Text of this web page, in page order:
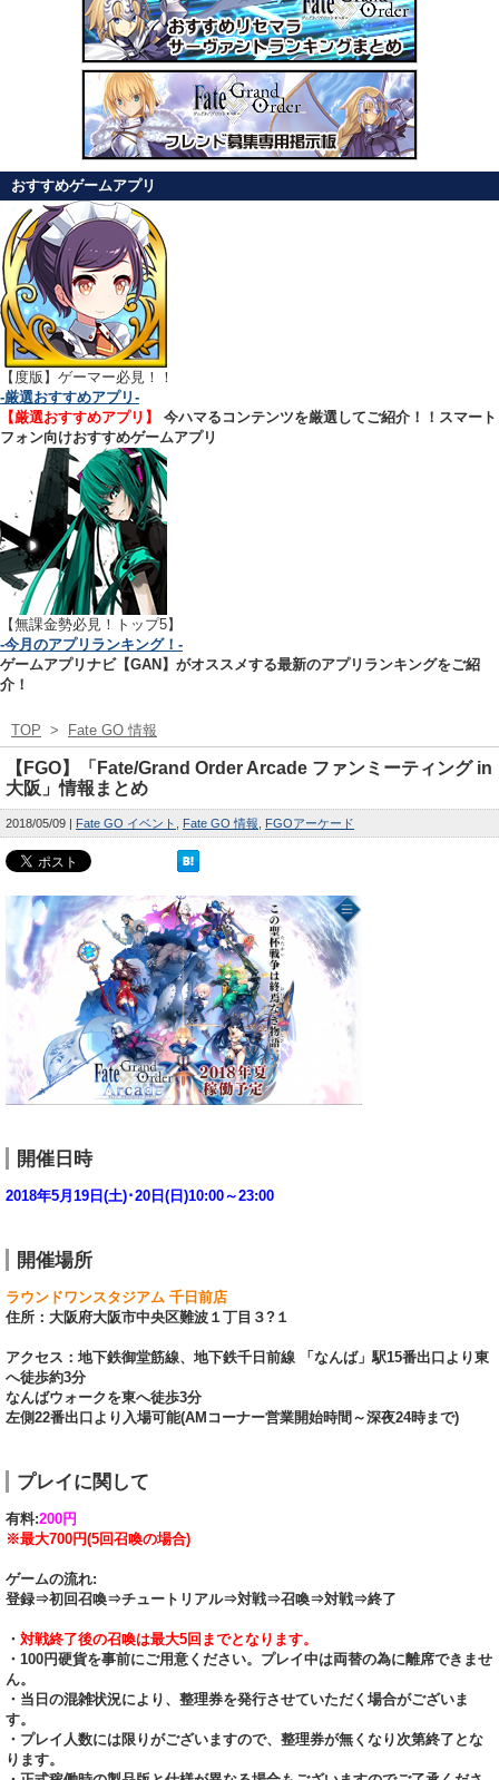
おすすめゲームアプリ
【 度版】ゲーマー必見！！
-厳選おすすめアプリ-
【厳選おすすめアプリ】
今ハマるコンテンツを厳選してご紹介！！スマート
フォン向けおすすめゲームアプリ
【無課金勢必見！トップ5】
-今月のアプリランキング！-
ゲームアプリナビ【GAN】がオススメする最新のアプリランキングをご紹
介！
TOP > Fate GO 情報
【FGO】「Fate/Grand Order Arcade ファンミーティング in
大阪」情報まとめ
2018/05/09 Fate GO イベント Fate GO 情報 FGOアーケード
開催日時
2018年5月19日(土)･20日(日)10:00～23:00
開催場所
ラウンドワンスタジアム 千日前店
住所：大阪府大阪市中央区難波１丁目３?１
アクセス：地下鉄御堂筋線、地下鉄千日前線 「なんば」駅15番出口より東
へ徒歩約3分
なんばウォークを東へ徒歩3分
左側22番出口より入場可能(AMコーナー営業開始時間～深夜24時まで)
プレイに関して
有料:200円
※最大700円(5回召喚の場合)
ゲームの流れ:
登録⇒初回召喚⇒チュートリアル⇒対戦⇒召喚⇒対戦⇒終了
・ 対戦終了後の召喚は最大5回までとなります。
・100円硬貨を事前にご用意ください。プレイ中は両替の為に離席できませ
ん。
・当日の混雑状況により、整理券を発行させていただく場合がございま
す。
・プレイ人数には限りがございますので、整理券が無くなり次第終了とな
ります。